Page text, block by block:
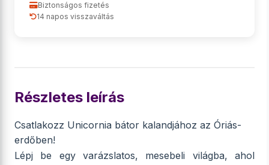
Biztonságos fizetés
14 napos visszaváltás
Részletes leírás
Csatlakozz Unicornia bátor kalandjához az Óriás-
erdőben!
Lépj be egy varázslatos, mesebeli világba, ahol